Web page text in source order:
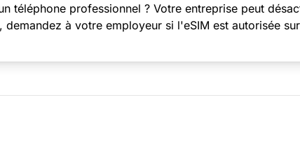
téléphone professionnel ? Votre entreprise peut
demandez à votre employeur si l'eSIM est autorisée